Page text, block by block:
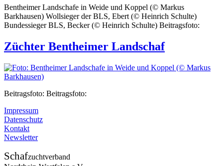
Bentheimer Landschafe in Weide und Koppel (© Markus
Barkhausen) Wollsieger der BLS, Ebert (© Heinrich Schulte)
Bundessieger BLS, Becker (© Heinrich Schulte) Beitragsfoto:
Züchter Bentheimer Landschaf
Beitragsfoto: Beitragsfoto:
Impressum
Datenschutz
Kontakt
Newsletter
Schafzuchtverband